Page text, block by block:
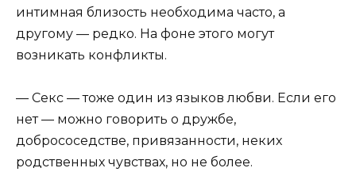
интимная близость необходима часто, а
другому — редко. На фоне этого могут
возникать конфликты.
— Секс — тоже один из языков любви. Если его
нет — можно говорить о дружбе,
добрососедстве, привязанности, неких
родственных чувствах, но не более.